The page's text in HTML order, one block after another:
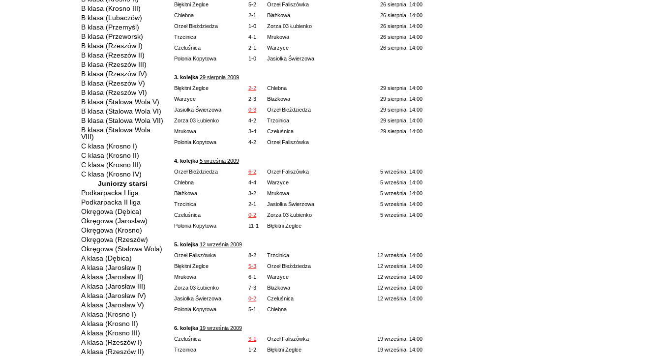
B klasa (Krosno III)
B klasa (Lubaczów)
B klasa (Przemyśl)
B klasa (Przeworsk)
B klasa (Rzeszów I)
B klasa (Rzeszów II)
B klasa (Rzeszów III)
B klasa (Rzeszów IV)
B klasa (Rzeszów V)
B klasa (Rzeszów VI)
B klasa (Stalowa Wola V)
B klasa (Stalowa Wola VI)
B klasa (Stalowa Wola VII)
B klasa (Stalowa Wola
VIII)
C klasa (Krosno I)
C klasa (Krosno II)
C klasa (Krosno III)
C klasa (Krosno IV)
Juniorzy starsi
Podkarpacka I liga
Podkarpacka II liga
Okręgowa (Dębica)
Okręgowa (Jarosław)
Okręgowa (Krosno)
Okręgowa (Rzeszów)
Okręgowa (Stalowa Wola)
A klasa (Dębica)
A klasa (Jarosław I)
A klasa (Jarosław II)
A klasa (Jarosław III)
A klasa (Jarosław IV)
A klasa (Jarosław V)
A klasa (Krosno I)
A klasa (Krosno II)
A klasa (Krosno III)
A klasa (Rzeszów I)
A klasa (Rzeszów II)
Błękitni Żeglce
5-2 Orzeł Faliszówka
26 sierpnia, 14:00
Chlebna
2-1 Błażkowa
26 sierpnia, 14:00
Orzeł Bieździedza
1-0 Zorza 03 Łubienko
26 sierpnia, 14:00
Trzcinica
4-1 Mrukowa
26 sierpnia, 14:00
Czeluśnica
2-1 Warzyce
26 sierpnia, 14:00
Polonia Kopytowa
1-0 Jasiołka Świerzowa
3. kolejka 29 sierpnia 2009
Błękitni Żeglce
2-2 Chlebna
29 sierpnia, 14:00
Warzyce
2-3 Błażkowa
29 sierpnia, 14:00
Jasiołka Świerzowa
0-3 Orzeł Bieździedza
29 sierpnia, 14:00
Zorza 03 Łubienko
4-2 Trzcinica
29 sierpnia, 14:00
Mrukowa
3-4 Czeluśnica
29 sierpnia, 14:00
Polonia Kopytowa
4-2 Orzeł Faliszówka
4. kolejka 5 września 2009
Orzeł Bieździedza
6-2 Orzeł Faliszówka
5 września, 14:00
Chlebna
4-4 Warzyce
5 września, 14:00
Błażkowa
3-2 Mrukowa
5 września, 14:00
Trzcinica
2-1 Jasiołka Świerzowa
5 września, 14:00
Czeluśnica
0-2 Zorza 03 Łubienko
5 września, 14:00
Polonia Kopytowa
11-1 Błękitni Żeglce
5. kolejka 12 września 2009
Orzeł Faliszówka
8-2 Trzcinica
12 września, 14:00
Błękitni Żeglce
5-3 Orzeł Bieździedza
12 września, 14:00
Mrukowa
6-1 Warzyce
12 września, 14:00
Zorza 03 Łubienko
7-3 Błażkowa
12 września, 14:00
Jasiołka Świerzowa
0-2 Czeluśnica
12 września, 14:00
Polonia Kopytowa
5-1 Chlebna
6. kolejka 19 września 2009
Czeluśnica
3-1 Orzeł Faliszówka
19 września, 14:00
Trzcinica
1-2 Błękitni Żeglce
19 września, 14:00